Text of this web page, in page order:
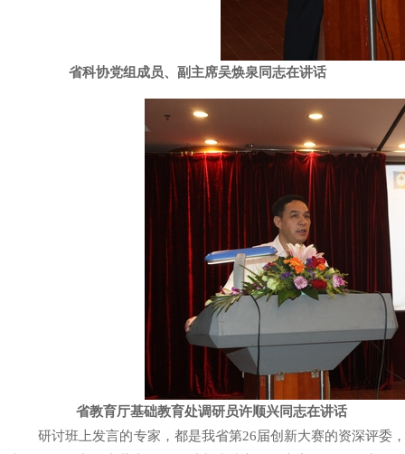
省科协党组成员、副主席吴焕泉同志在讲话
省教育厅基础教育处调研员许顺兴同志在讲话
研讨班上发言的专家，都是我省第26届创新大赛的资深评委